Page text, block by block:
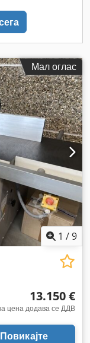
Мал оглас
1 /9
13.150 €
цена додава се ДДВ
Повикајте